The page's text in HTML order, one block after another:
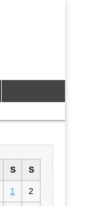
S S
1 2